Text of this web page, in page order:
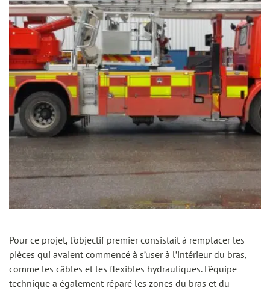
Pour ce projet, l’objectif premier consistait à remplacer les
pièces qui avaient commencé à s’user à l’intérieur du bras,
comme les câbles et les flexibles hydrauliques. L’équipe
technique a également réparé les zones du bras et du